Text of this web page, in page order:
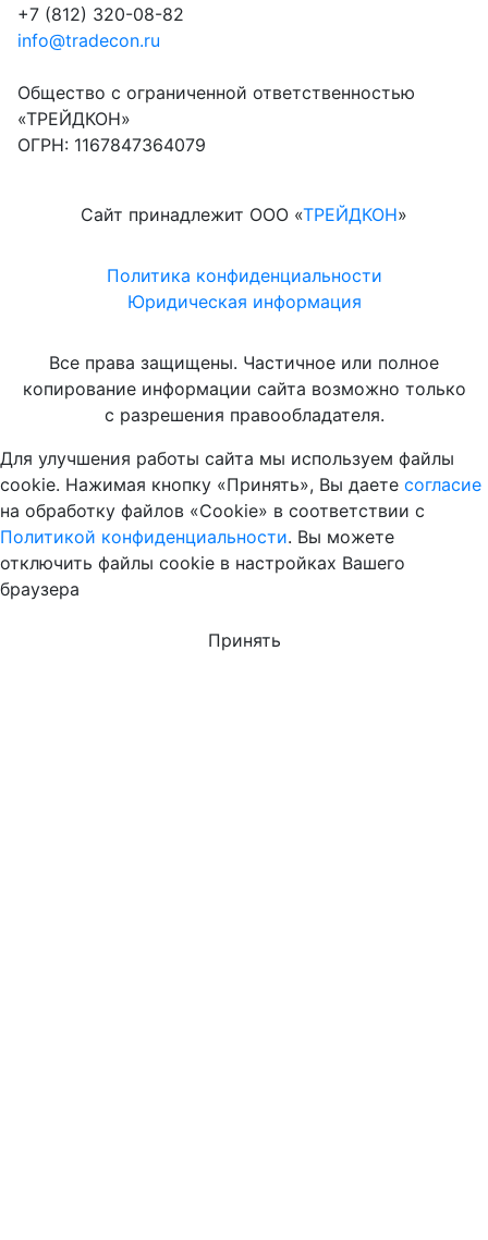
+7 (812) 320-08-82
info@tradecon.ru
Общество с ограниченной ответственностью
«ТРЕЙДКОН»
ОГРН: 1167847364079
Сайт принадлежит ООО «ТРЕЙДКОН»
Политика конфиденциальности
Юридическая информация
Все права защищены. Частичное или полное
копирование информации сайта возможно только
с разрешения правообладателя.
Для улучшения работы сайта мы используем файлы
cookie. Нажимая кнопку «Принять», Вы даете согласие
на обработку файлов «Cookie» в соответствии с
Политикой конфиденциальности. Вы можете
отключить файлы cookie в настройках Вашего
браузера
Принять